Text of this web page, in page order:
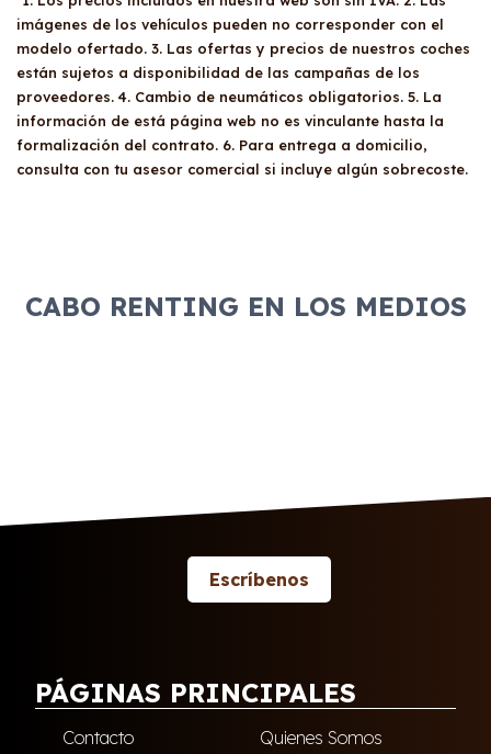
imágenes de los vehículos pueden no corresponder con el
modelo ofertado. 3. Las ofertas y precios de nuestros coches
están sujetos a disponibilidad de las campañas de los
proveedores. 4. Cambio de neumáticos obligatorios. 5. La
información de está página web no es vinculante hasta la
formalización del contrato. 6. Para entrega a domicilio,
consulta con tu asesor comercial si incluye algún sobrecoste.
CABO RENTING EN LOS MEDIOS
Escríbenos
PÁGINAS PRINCIPALES
Contacto
Quienes Somos